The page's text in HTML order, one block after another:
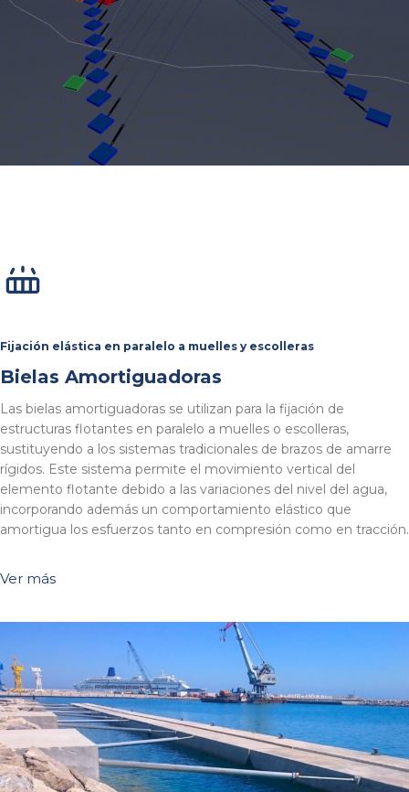
Fijación elástica en paralelo a muelles y escolleras
Bielas Amortiguadoras
Las bielas amortiguadoras se utilizan para la fijación de
estructuras flotantes en paralelo a muelles o escolleras,
sustituyendo a los sistemas tradicionales de brazos de amarre
rígidos. Este sistema permite el movimiento vertical del
elemento flotante debido a las variaciones del nivel del agua,
incorporando además un comportamiento elástico que
amortigua los esfuerzos tanto en compresión como en tracción.
Ver más